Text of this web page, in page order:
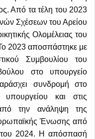
Από τα τέλη του 2023
Σχέσεων του Αρείου
Ολομέλειας του
2023 αποσπάστηκε με
Συμβουλίου του
στο υπουργείο
συνδρομή στο
και στις
την ανάληψη της
Ένωσης από
του 2024. Η απόσπασή